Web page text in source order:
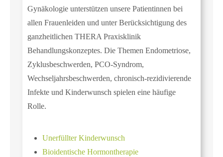
Gynäkologie unterstützen unsere Patientinnen bei
allen Frauenleiden und unter Berücksichtigung des
ganzheitlichen THERA Praxisklinik
Behandlungskonzeptes. Die Themen Endometriose,
Zyklusbeschwerden, PCO-Syndrom,
Wechseljahrsbeschwerden, chronisch-rezidivierende
Infekte und Kinderwunsch spielen eine häufige
Rolle.
Unerfüllter Kinderwunsch
Bioidentische Hormontherapie